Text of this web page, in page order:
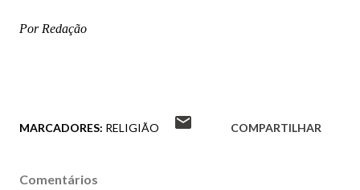
Por Redação
MARCADORES: RELIGIÃO COMPARTILHAR
Comentários